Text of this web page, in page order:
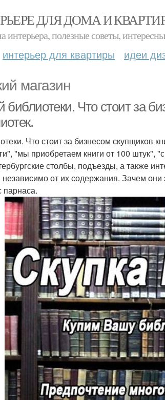
ДЛЯ ДОМА И
интерьера, полезные советы,
интерьер для квартиры идеи
магазин
Что стоит за
Что стоит за бизнесом скупщиков
"мы приобретаем книги от 100 штук",
столбы, подъезды, а также
независимо от их содержания. Зачем